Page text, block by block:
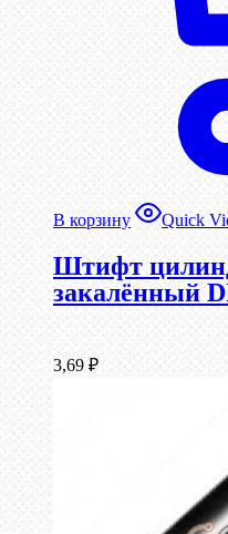
В корзину Quick
Штифт
закалённый
3,69 ₽